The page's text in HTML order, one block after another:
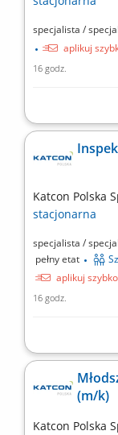
specjalista /
aplikuj
16 godz.
Twój zakres
Monitorowanie i
FTQ, koszty
osiągnięcia celów
Katcon Polska
stacjonarna
specjalista /
pełny etat
aplikuj szybko
16 godz.
Co będzie
jakości wyrobów
produktów
Współpraca z
(m/k)
Katcon Polska